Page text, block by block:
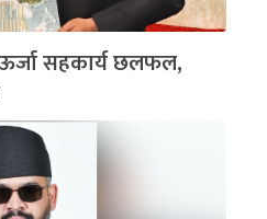
सहकार्य छलफल,